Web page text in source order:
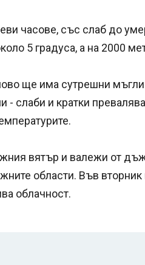
часове, със слаб до
5 градуса, а на 2000
ще има сутрешни мъгли
- слаби и кратки
вятър и валежи от
области. Във вторник
облачност.